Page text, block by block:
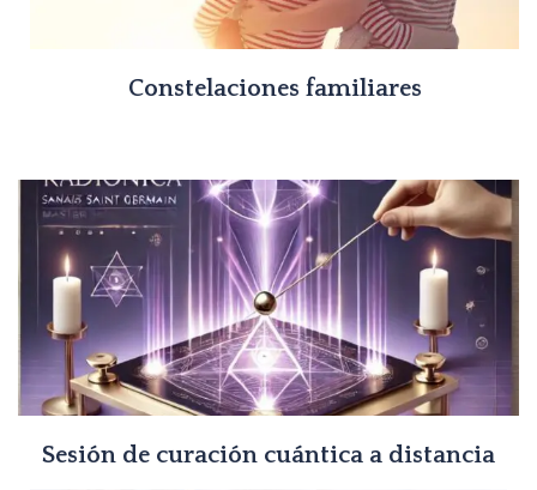
Constelaciones familiares
Sesión de curación cuántica a distancia